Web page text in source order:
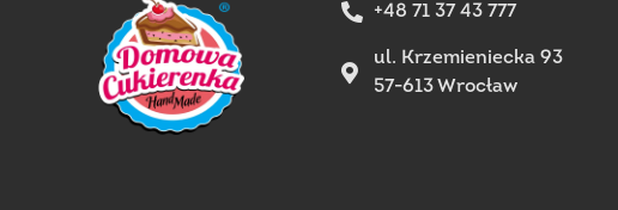
+48 71 37 43 777
ul. Krzemieniecka 93
57-613 Wrocław